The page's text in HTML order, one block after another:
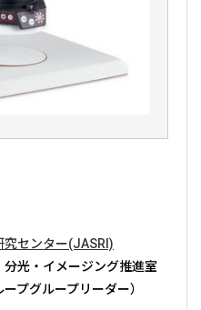
センター(JASRI)
分光・イメージング推進室
プグループリーダー）